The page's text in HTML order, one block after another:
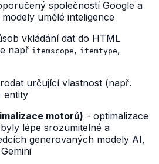
společností Google a
umělé inteligence
vkládání dat do HTML
např itemscope, itemtype,
určující vlastnost (např.
entity
motorů) - optimalizace
lépe srozumitelné a
generovaných modely AI,